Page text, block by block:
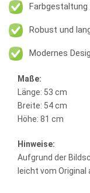
Farbgestaltung
Robust und
Modernes
Maße:
Länge: 53 cm
Breite: 54 cm
Höhe: 81 cm
Hinweise:
Aufgrund der
leicht vom Original